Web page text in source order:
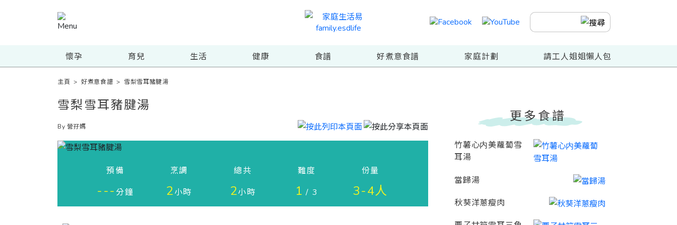
懷孕 育兒 生活 健康 食譜 好煮意食譜 家庭計劃 請工人姐姐懶人包
主頁 >好煮意食譜 > 雪梨雪耳豬腱湯
雪梨雪耳豬腱湯
By 營孖媽
預備
---分鐘
烹調
2小時
總共
2小時
難度
1 / 3
份量
3-4人
更多食譜
竹薯心内美蘿蔔雪
耳湯
當歸湯
秋葵洋蔥瘦肉